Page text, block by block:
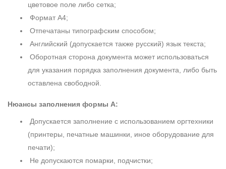
цветовое поле либо сетка;
Формат А4;
Отпечатаны типографским способом;
Английский (допускается также русский) язык текста;
Оборотная сторона документа может использоваться
для указания порядка заполнения документа, либо быть
оставлена свободной.
Нюансы заполнения формы А:
Допускается заполнение с использованием оргтехники
(принтеры, печатные машинки, иное оборудование для
печати);
Не допускаются помарки, подчистки;